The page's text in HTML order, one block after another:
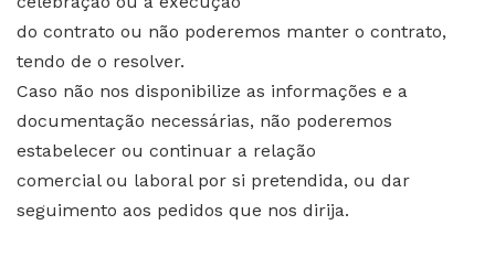
do contrato ou não poderemos manter o contrato,
tendo de o resolver.
Caso não nos disponibilize as informações e a
documentação necessárias, não poderemos
estabelecer ou continuar a relação
comercial ou laboral por si pretendida, ou dar
seguimento aos pedidos que nos dirija.